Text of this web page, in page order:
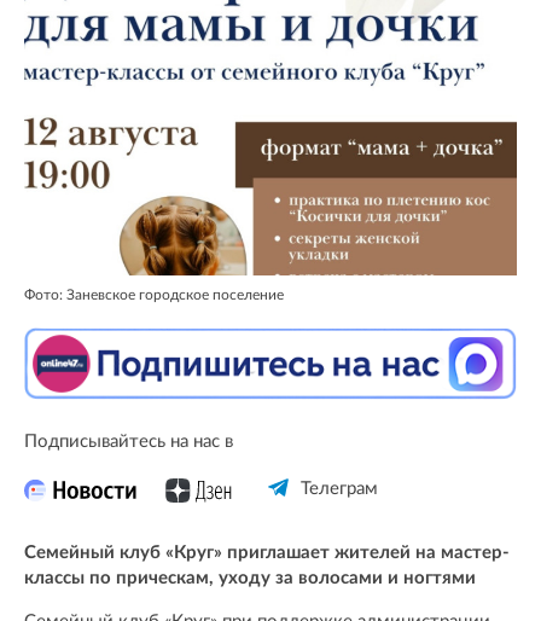
Фото: Заневское городское поселение
Подписывайтесь на нас в
Телеграм
Семейный клуб «Круг» приглашает жителей на мастер-
классы по прическам, уходу за волосами и ногтями